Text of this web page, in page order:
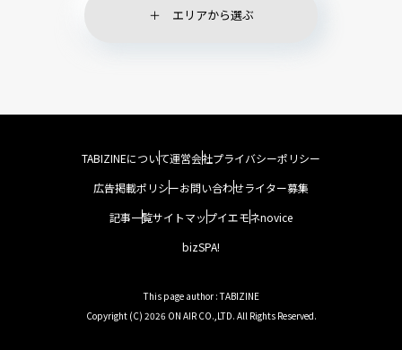
エリアから選ぶ
TABIZINEについて運営会社プライバシーポリシー
広告掲載ポリシーお問い合わせライター募集
記事一覧サイトマップイエモネnovice
bizSPA!
This page author : TABIZINE
Copyright (C) 2026 ON AIR CO.,LTD. All Rights Reserved.